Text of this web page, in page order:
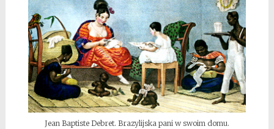
Jean Baptiste Debret. Brazylijska pani w swoim domu.